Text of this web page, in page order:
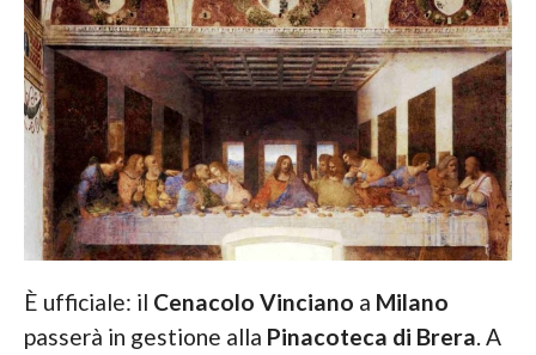
È ufficiale: il Cenacolo Vinciano a Milano
passerà in gestione alla Pinacoteca di Brera. A